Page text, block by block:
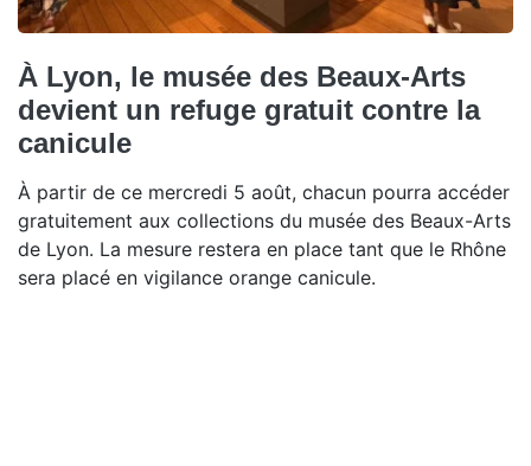
À Lyon, le musée des Beaux-Arts
devient un refuge gratuit contre la
canicule
À partir de ce mercredi 5 août, chacun pourra accéder
gratuitement aux collections du musée des Beaux-Arts
de Lyon. La mesure restera en place tant que le Rhône
sera placé en vigilance orange canicule.